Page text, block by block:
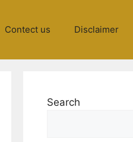
Contect us Disclaimer
Search